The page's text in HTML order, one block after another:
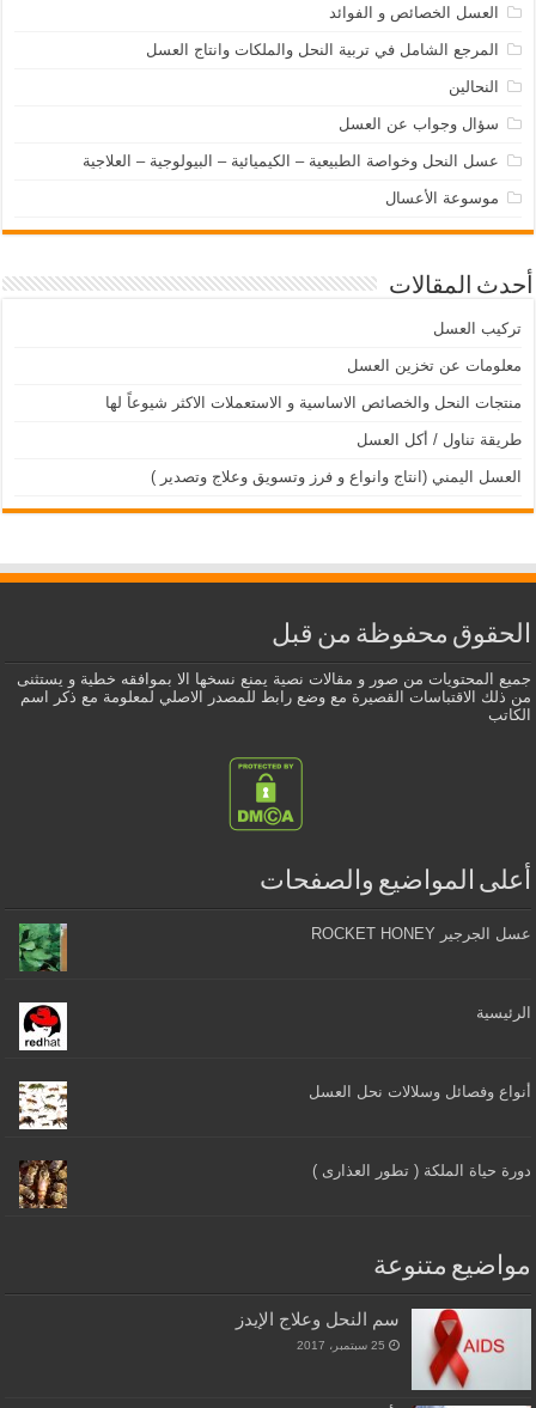
العسل الخصائص و الفوائد
المرجع الشامل في تربية النحل والملكات وانتاج العسل
النحالين
سؤال وجواب عن العسل
عسل النحل وخواصة الطبيعية – الكيميائية – البيولوجية – العلاجية
موسوعة الأعسال
أحدث المقالات
تركيب العسل
معلومات عن تخزين العسل
منتجات النحل والخصائص الاساسية و الاستعملات الاكثر شيوعاً لها
طريقة تناول / أكل العسل
العسل اليمني (انتاج وانواع و فرز وتسويق وعلاج وتصدير )
الحقوق محفوظة من قبل
جميع المحتويات من صور و مقالات نصية يمنع نسخها الا بموافقه خطية و يستثنى
من ذلك الاقتباسات القصيرة مع وضع رابط للمصدر الاصلي لمعلومة مع ذكر اسم
الكاتب
أعلى المواضيع والصفحات
عسل الجرجير ROCKET HONEY
الرئيسية
أنواع وفصائل وسلالات نحل العسل
دورة حياة الملكة ( تطور العذارى )
مواضيع متنوعة
سم النحل وعلاج الإيدز
25 سبتمبر، 2017